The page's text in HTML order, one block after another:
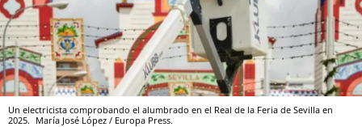
Un electricista comprobando el alumbrado en el Real de la Feria de Sevilla en
2025. María José López / Europa Press.